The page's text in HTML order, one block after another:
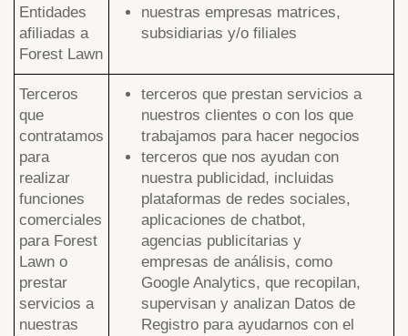
Entidades
afiliadas a
Forest Lawn
nuestras empresas matrices,
subsidiarias y/o filiales
Terceros
que
contratamos
para
realizar
funciones
comerciales
para Forest
Lawn o
prestar
servicios a
nuestras
terceros que prestan servicios a
nuestros clientes o con los que
trabajamos para hacer negocios
terceros que nos ayudan con
nuestra publicidad, incluidas
plataformas de redes sociales,
aplicaciones de chatbot,
agencias publicitarias y
empresas de análisis, como
Google Analytics, que recopilan,
supervisan y analizan Datos de
Registro para ayudarnos con el